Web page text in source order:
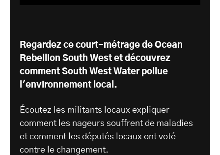
Regardez ce court-métrage de Ocean
Rebellion South West et découvrez
comment South West Water pollue
l'environnement local.
Écoutez les militants locaux expliquer
comment les nageurs souffrent de maladies
et comment les députés locaux ont voté
contre le changement.